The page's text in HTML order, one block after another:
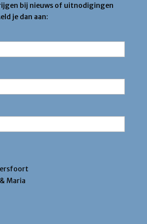
bij nieuws of uitnodigingen
je dan aan:
Maria